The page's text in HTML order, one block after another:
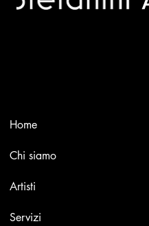
Home
Chi siamo
Artisti
Servizi